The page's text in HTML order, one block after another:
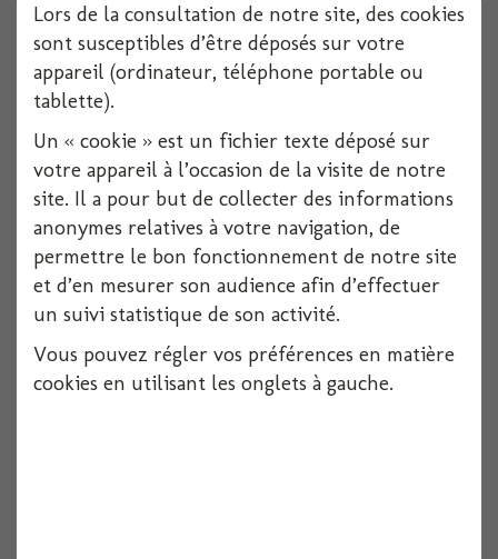
Voir
Lors de la consultation de notre site, des cookies
sont susceptibles d’être déposés sur votre
appareil (ordinateur, téléphone portable ou
tablette).
Un « cookie » est un fichier texte déposé sur
votre appareil à l’occasion de la visite de notre
site. Il a pour but de collecter des informations
anonymes relatives à votre navigation, de
permettre le bon fonctionnement de notre site
et d’en mesurer son audience afin d’effectuer
un suivi statistique de son activité.
Vous pouvez régler vos préférences en matière
cookies en utilisant les onglets à gauche.